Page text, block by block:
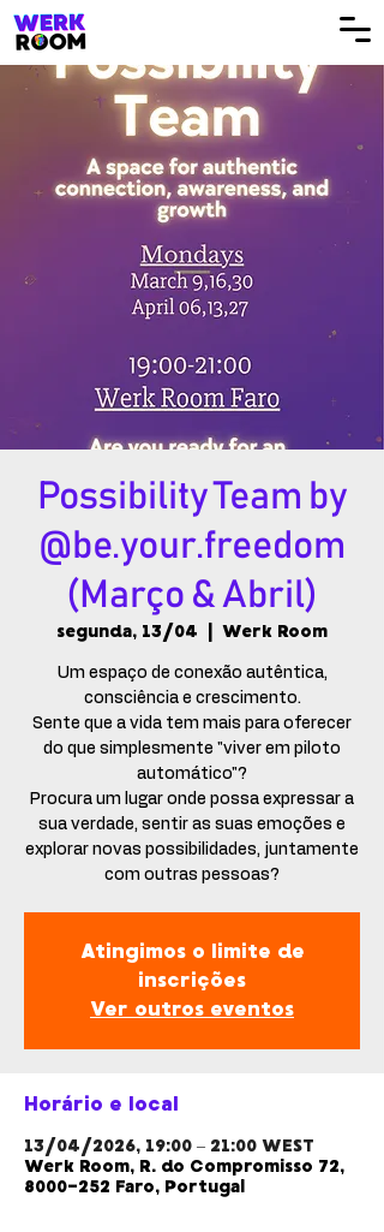
Possibility Team by
@be.your.freedom
(Março & Abril)
segunda, 13/04 Werk Room
Um espaço de conexão autêntica,
consciência e crescimento.
Sente que a vida tem mais para oferecer
do que simplesmente "viver em piloto
automático"?
Procura um lugar onde possa expressar a
sua verdade, sentir as suas emoções e
explorar novas possibilidades, juntamente
com outras pessoas?
Atingimos o limite de
inscrições
Ver outros eventos
Horário e local
13/04/2026, 19:00 – 21:00 WEST
Werk Room, R. do Compromisso 72,
8000-252 Faro, Portugal